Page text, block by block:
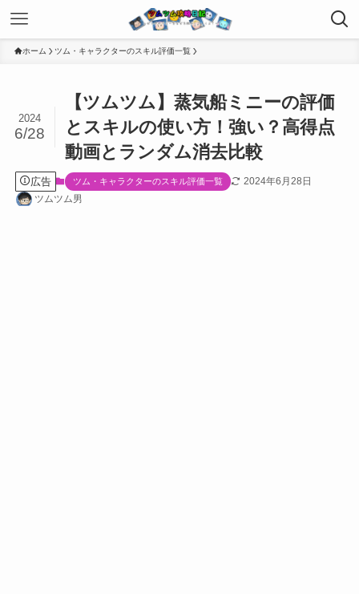
ホーム ツム・キャラクターのスキル評価一覧
【ツムツム】蒸気船ミニーの評価
とスキルの使い方！強い？高得点
動画とランダム消去比較
2024
6/28
広告 ツム・キャラクターのスキル評価一覧
2024年6月28日
ツムツム男